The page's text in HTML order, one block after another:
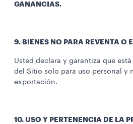
GANANCIAS.
9. BIENES NO PARA REVENTA O
Usted declara y garantiza que
del Sitio solo para uso personal y
exportación.
10. USO Y PERTENENCIA DE LA